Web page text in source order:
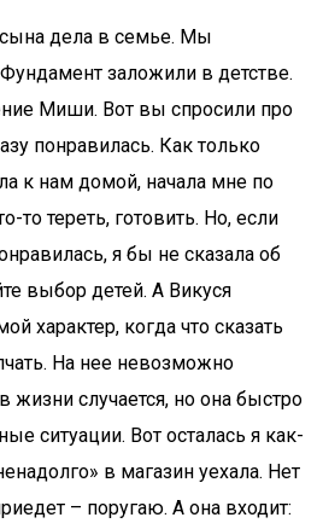
дела в семье. Мы
заложили в детстве.
Миши. Вот вы спросили про
понравилась. Как только
к нам домой, начала мне по
то тереть, готовить. Но, если
я бы не сказала об
выбор детей. А Викуся
характер, когда что сказать
На нее невозможно
жизни случается, но она быстро
ситуации. Вот осталась я как-
в магазин уехала. Нет
– поругаю. А она входит: